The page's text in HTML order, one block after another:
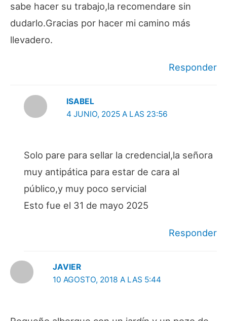
sabe hacer su trabajo,la recomendare sin
dudarlo.Gracias por hacer mi camino más
llevadero.
Responder
ISABEL
4 JUNIO, 2025 A LAS 23:56
Solo pare para sellar la credencial,la señora
muy antipática para estar de cara al
público,y muy poco servicial
Esto fue el 31 de mayo 2025
Responder
JAVIER
10 AGOSTO, 2018 A LAS 5:44